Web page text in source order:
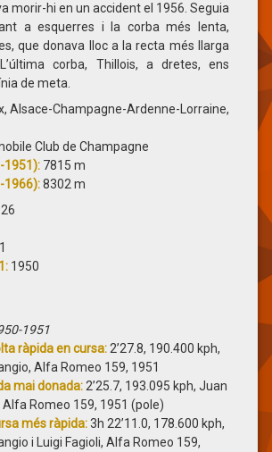
morir-hi en un accident el 1956. Seguia
a esquerres i la corba més lenta,
que donava lloc a la recta més llarga
corba, Thillois, a dretes, ens
de meta.
Alsace-Champagne-Ardenne-Lorraine,
Club de Champagne
1951): 7815 m
1966):8302 m
1950
1951
ràpida en cursa: 2’27.8, 190.400 kph,
Alfa Romeo 159, 1951
mai donada: 2’25.7, 193.095 kph, Juan
Alfa Romeo 159, 1951 (pole)
més ràpida:3h 22’11.0, 178.600 kph,
i Luigi Fagioli, Alfa Romeo 159,